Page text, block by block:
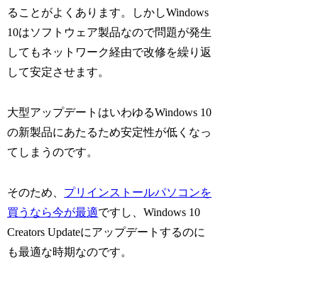
ることがよくあります。しかしWindows
10はソフトウェア製品なので問題が発生
してもネットワーク経由で改修を繰り返
して安定させます。
大型アップデートはいわゆるWindows 10
の新製品にあたるため安定性が低くなっ
てしまうのです。
そのため、 プリインストールパソコンを
買うなら今が最適ですし、Windows 10
Creators Updateにアップデートするのに
も最適な時期なのです。